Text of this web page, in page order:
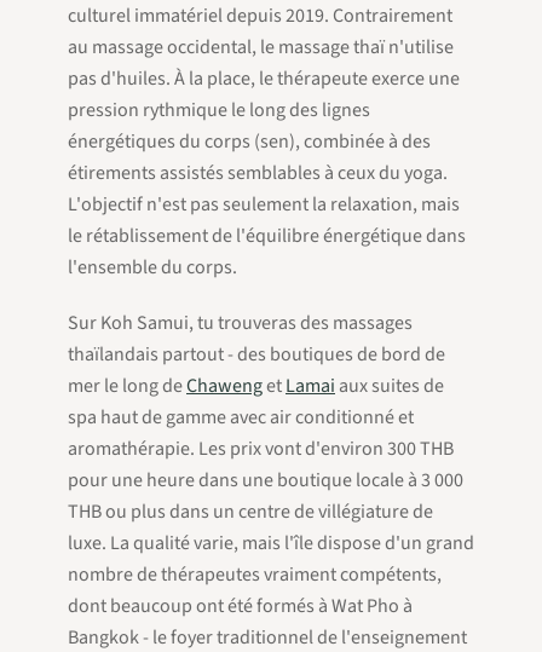
culturel immatériel depuis 2019. Contrairement
au massage occidental, le massage thaï n'utilise
pas d'huiles. À la place, le thérapeute exerce une
pression rythmique le long des lignes
énergétiques du corps (sen), combinée à des
étirements assistés semblables à ceux du yoga.
L'objectif n'est pas seulement la relaxation, mais
le rétablissement de l'équilibre énergétique dans
l'ensemble du corps.
Sur Koh Samui, tu trouveras des massages
thaïlandais partout - des boutiques de bord de
mer le long deChawengetLamai aux suites de
spa haut de gamme avec air conditionné et
aromathérapie. Les prix vont d'environ 300 THB
pour une heure dans une boutique locale à 3 000
THB ou plus dans un centre de villégiature de
luxe. La qualité varie, mais l'île dispose d'un grand
nombre de thérapeutes vraiment compétents,
dont beaucoup ont été formés à Wat Pho à
Bangkok - le foyer traditionnel de l'enseignement